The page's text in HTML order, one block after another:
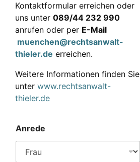
Kontaktformular erreichen oder
uns unter 089/44 232 990
anrufen oder per E-Mail
muenchen@rechtsanwalt-
thieler.de erreichen.
Weitere Informationen finden Sie
unter www.rechtsanwalt-
thieler.de
Anrede